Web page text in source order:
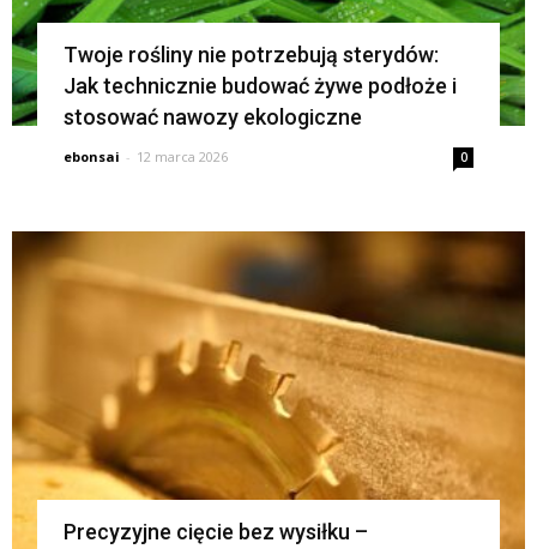
Twoje rośliny nie potrzebują sterydów:
Jak technicznie budować żywe podłoże i
stosować nawozy ekologiczne
ebonsai - 12 marca 2026 0
Precyzyjne cięcie bez wysiłku –